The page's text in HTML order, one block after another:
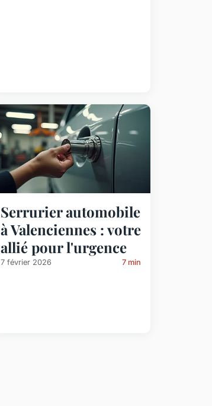
Serrurier automobile
à Valenciennes : votre
allié pour l'urgence
7 février 2026 7 min